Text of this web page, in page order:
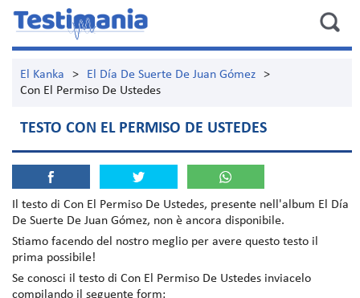
El Kanka > El Día De Suerte De Juan Gómez
>
Con El Permiso De Ustedes
TESTO CON EL PERMISO DE USTEDES
Il testo di Con El Permiso De Ustedes, presente nell'album El Día
De Suerte De Juan Gómez, non è ancora disponibile.
Stiamo facendo del nostro meglio per avere questo testo il
prima possibile!
Se conosci il testo di Con El Permiso De Ustedes inviacelo
compilando il seguente form: